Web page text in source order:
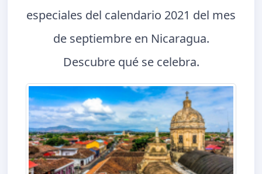
especiales del calendario 2021 del mes
de septiembre en Nicaragua.
Descubre qué se celebra.